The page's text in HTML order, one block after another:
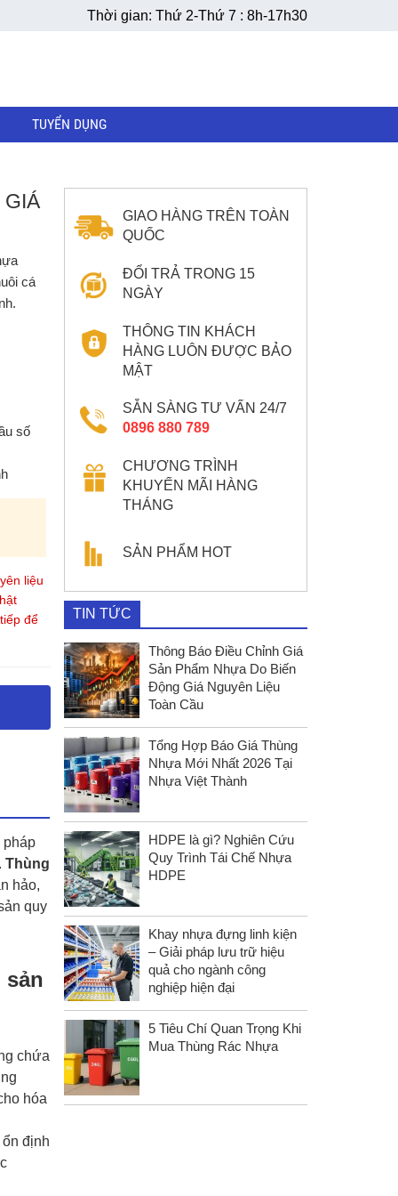
Thời gian: Thứ 2-Thứ 7 : 8h-17h30
TUYỂN DỤNG
cá
số
liệu
để
pháp
Thùng
hảo,
quy
chứa
hóa
định
GIAO HÀNG TRÊN TOÀN
QUỐC
ĐỔI TRẢ TRONG 15
NGÀY
THÔNG TIN KHÁCH
HÀNG LUÔN ĐƯỢC BẢO
MẬT
SẴN SÀNG TƯ VẤN 24/7
0896 880 789
CHƯƠNG TRÌNH
KHUYẾN MÃI HÀNG
THÁNG
SẢN PHẨM HOT
TIN TỨC
Thông Báo Điều Chỉnh Giá
Sản Phẩm Nhựa Do Biến
Động Giá Nguyên Liệu
Toàn Cầu
Tổng Hợp Báo Giá Thùng
Nhựa Mới Nhất 2026 Tại
Nhựa Việt Thành
HDPE là gì? Nghiên Cứu
Quy Trình Tái Chế Nhựa
HDPE
Khay nhựa đựng linh kiện
– Giải pháp lưu trữ hiệu
quả cho ngành công
nghiệp hiện đại
5 Tiêu Chí Quan Trọng Khi
Mua Thùng Rác Nhựa